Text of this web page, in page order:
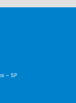
– SP